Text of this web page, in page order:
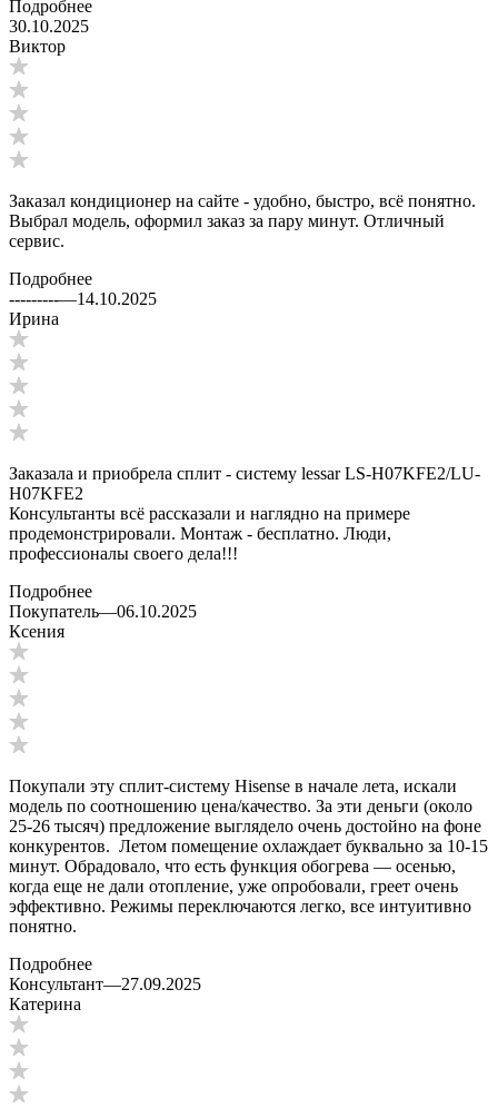
Подробнее
30.10.2025
Виктор
Заказал кондиционер на сайте - удобно, быстро, всё понятно.
Выбрал модель, оформил заказ за пару минут. Отличный
сервис.
Подробнее
---------—14.10.2025
Ирина
Заказала и приобрела сплит - систему lessar LS-H07KFE2/LU-
H07KFE2
Консультанты всё рассказали и наглядно на примере
продемонстрировали. Монтаж - бесплатно. Люди,
профессионалы своего дела!!!
Подробнее
Покупатель—06.10.2025
Ксения
Покупали эту сплит-систему Hisense в начале лета, искали
модель по соотношению цена/качество. За эти деньги (около
25-26 тысяч) предложение выглядело очень достойно на фоне
конкурентов. Летом помещение охлаждает буквально за 10-15
минут. Обрадовало, что есть функция обогрева — осенью,
когда еще не дали отопление, уже опробовали, греет очень
эффективно. Режимы переключаются легко, все интуитивно
понятно.
Подробнее
Консультант—27.09.2025
Катерина